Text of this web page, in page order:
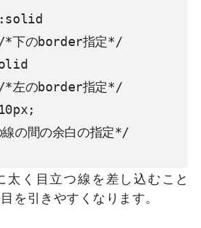
下のborder指定*/
のborder指定*/
の間の余白の指定*/
太く目立つ線を差し込むこと
を引きやすくなります。